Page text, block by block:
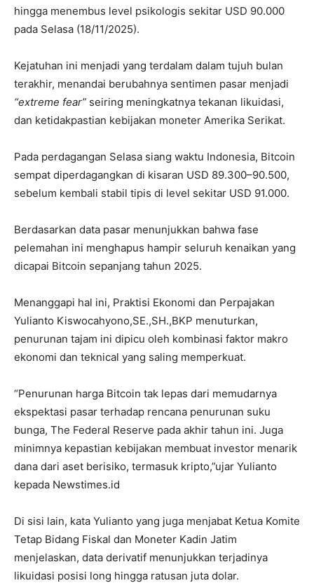
hingga menembus level psikologis sekitar USD 90.000
pada Selasa (18/11/2025).
Kejatuhan ini menjadi yang terdalam dalam tujuh bulan
terakhir, menandai berubahnya sentimen pasar menjadi
“extreme fear” seiring meningkatnya tekanan likuidasi,
dan ketidakpastian kebijakan moneter Amerika Serikat.
Pada perdagangan Selasa siang waktu Indonesia, Bitcoin
sempat diperdagangkan di kisaran USD 89.300–90.500,
sebelum kembali stabil tipis di level sekitar USD 91.000.
Berdasarkan data pasar menunjukkan bahwa fase
pelemahan ini menghapus hampir seluruh kenaikan yang
dicapai Bitcoin sepanjang tahun 2025.
Menanggapi hal ini, Praktisi Ekonomi dan Perpajakan
Yulianto Kiswocahyono,SE.,SH.,BKP menuturkan,
penurunan tajam ini dipicu oleh kombinasi faktor makro
ekonomi dan teknical yang saling memperkuat.
“Penurunan harga Bitcoin tak lepas dari memudarnya
ekspektasi pasar terhadap rencana penurunan suku
bunga, The Federal Reserve pada akhir tahun ini. Juga
minimnya kepastian kebijakan membuat investor menarik
dana dari aset berisiko, termasuk kripto,”ujar Yulianto
kepada Newstimes.id
Di sisi lain, kata Yulianto yang juga menjabat Ketua Komite
Tetap Bidang Fiskal dan Moneter Kadin Jatim
menjelaskan, data derivatif menunjukkan terjadinya
likuidasi posisi long hingga ratusan juta dolar.